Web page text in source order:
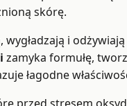
skórę.
i
zamyka formułę,
łagodne